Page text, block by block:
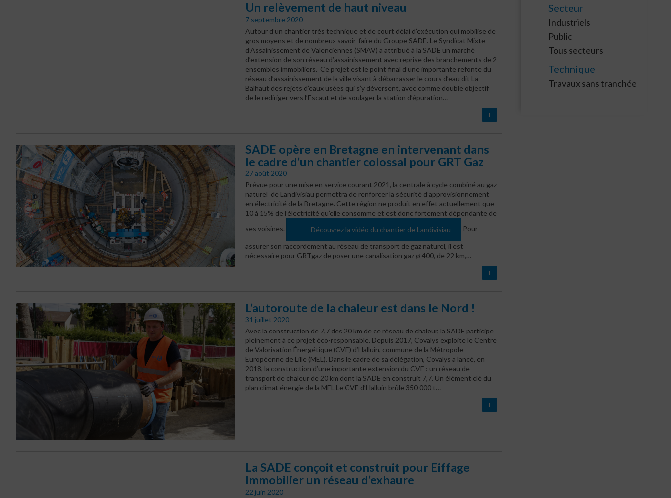
Un relèvement de haut niveau
7 septembre 2020
Autour d’un chantier très technique et de court délai d’exécution qui mobilise de
gros moyens et de nombreux savoir-faire du Groupe SADE. Le Syndicat Mixte
d’Assainissement de Valenciennes (SMAV) a attribué à la SADE un marché
d’extension de son réseau d’assainissement avec reprise des branchements de 2
ensembles immobiliers. Ce projet est le point final d’une importante refonte du
réseau d’assainissement de la ville visant à débarrasser le cours d’eau dit La
Balhaut des rejets d’eaux usées qui s’y déversent, avec comme double objectif
de le rediriger vers l’Escaut et de soulager la station d’épuration…
+
SADE opère en Bretagne en intervenant dans
le cadre d’un chantier colossal pour GRT Gaz
27 août 2020
Prévue pour une mise en service courant 2021, la centrale à cycle combiné au gaz
naturel de Landivisiau permettra de renforcer la sécurité d’approvisionnement
en électricité de la Bretagne. Cette région ne produit en effet actuellement que
10 à 15% de l’électricité qu’elle consomme et est donc fortement dépendante de
ses voisines.
Découvrez la vidéo du chantier de Landivisiau Pour
assurer son raccordement au réseau de transport de gaz naturel, il est
nécessaire pour GRTgaz de poser une canalisation gaz ø 400, de 22 km,…
+
L’autoroute de la chaleur est dans le Nord !
31 juillet 2020
Avec la construction de 7,7 des 20 km de ce réseau de chaleur, la SADE participe
pleinement à ce projet éco-responsable. Depuis 2017, Covalys exploite le Centre
de Valorisation Énergétique (CVE) d’Halluin, commune de la Métropole
Européenne de Lille (MEL). Dans le cadre de sa délégation, Covalys a lancé, en
2018, la construction d’une importante extension du CVE : un réseau de
transport de chaleur de 20 km dont la SADE en construit 7,7. Un élément clé du
plan climat énergie de la MEL Le CVE d’Halluin brûle 350 000 t…
+
La SADE conçoit et construit pour Eiffage
Immobilier un réseau d’exhaure
22 juin 2020
Secteur
Industriels
Public
Tous secteurs
Technique
Travaux sans tranchée